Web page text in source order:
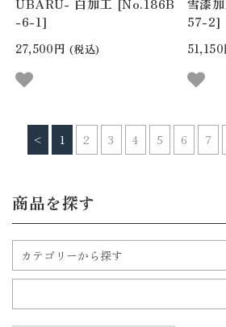
UBARU- 白加工 [No.186B
-6-1]
27,500円 (税込)
雪漆
57-2]
51,150
< 1 2 3 4 5 6 7
商品を探す